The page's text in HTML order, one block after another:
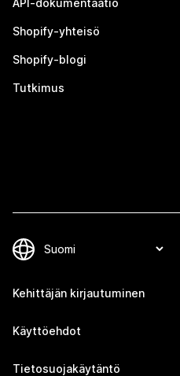
API-dokumentaatio
Shopify-yhteisö
Shopify-blogi
Tutkimus
Kehittäjän kirjautuminen
Käyttöehdot
Tietosuojakäytäntö